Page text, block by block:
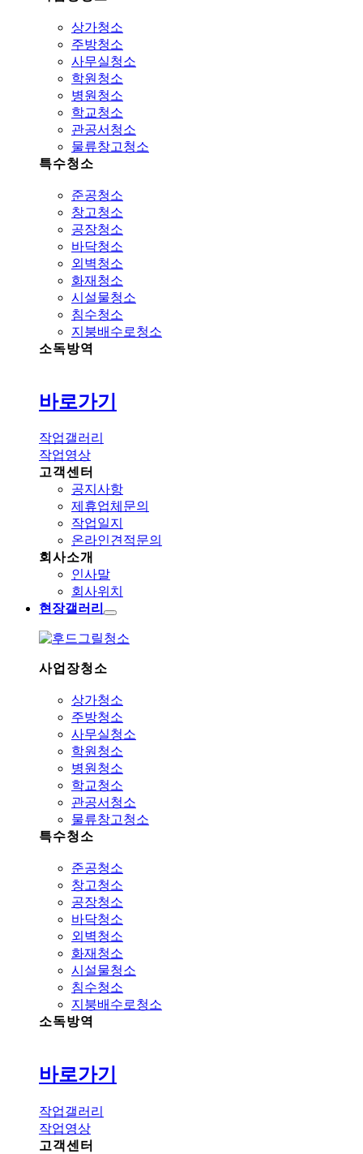
상가청소
주방청소
사무실청소
학원청소
병원청소
학교청소
관공서청소
물류창고청소
특수청소
준공청소
창고청소
공장청소
바닥청소
외벽청소
화재청소
시설물청소
침수청소
지붕배수로청소
소독방역
바로가기
작업갤러리
작업영상
고객센터
공지사항
제휴업체문의
작업일지
온라인견적문의
회사소개
인사말
회사위치
현장갤러리
사업장청소
상가청소
주방청소
사무실청소
학원청소
병원청소
학교청소
관공서청소
물류창고청소
특수청소
준공청소
창고청소
공장청소
바닥청소
외벽청소
화재청소
시설물청소
침수청소
지붕배수로청소
소독방역
바로가기
작업갤러리
작업영상
고객센터